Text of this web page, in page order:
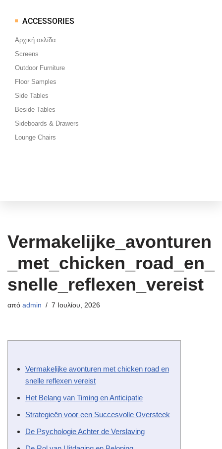
Μεταπηδήστε
στο
περιεχόμενο
ACCESSORIES
Αρχική σελίδα
Screens
Outdoor Furniture
Floor Samples
Side Tables
Beside Tables
Sideboards & Drawers
Lounge Chairs
Vermakelijke_avonturen
_met_chicken_road_en_
snelle_reflexen_vereist
από admin 7 Ιουλίου, 2026
Vermakelijke avonturen met chicken road en
snelle reflexen vereist
Het Belang van Timing en Anticipatie
Strategieën voor een Succesvolle Oversteek
De Psychologie Achter de Verslaving